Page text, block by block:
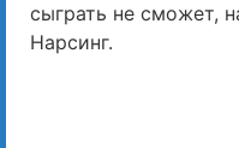
сыграть не сможет,
Нарсинг.